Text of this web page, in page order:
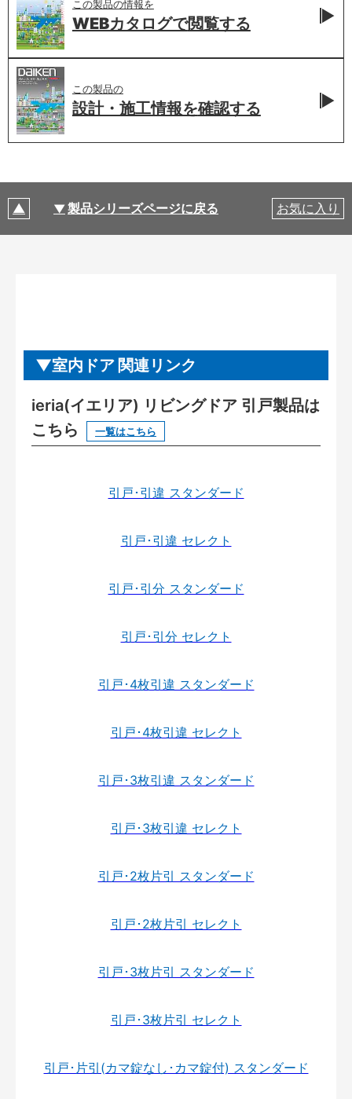
この製品の情報を
WEBカタログで閲覧する
この製品の
設計・施工情報を確認する
製品シリーズページに戻る お気に入り
室内ドア 関連リンク
ieria(イエリア) リビングドア 引戸製品は
こちら
一覧はこちら
引戸･引違 スタンダード
引戸･引違 セレクト
引戸･引分 スタンダード
引戸･引分 セレクト
引戸･4枚引違 スタンダード
引戸･4枚引違 セレクト
引戸･3枚引違 スタンダード
引戸･3枚引違 セレクト
引戸･2枚片引 スタンダード
引戸･2枚片引 セレクト
引戸･3枚片引 スタンダード
引戸･3枚片引 セレクト
引戸･片引(カマ錠なし･カマ錠付) スタンダード